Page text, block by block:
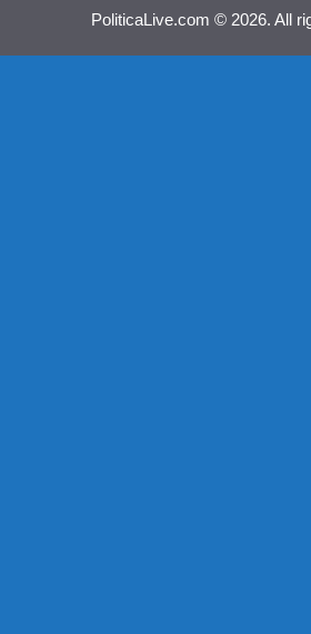
PoliticaLive.com © 2026. All